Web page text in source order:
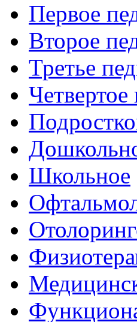
Первое
Второе
Третье
Четвертое
Школьное